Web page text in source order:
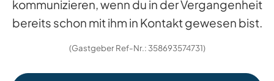
kommunizieren, wenn du in der Vergangenheit
bereits schon mit ihm in Kontakt gewesen bist.
(Gastgeber Ref-Nr.: 358693574731)